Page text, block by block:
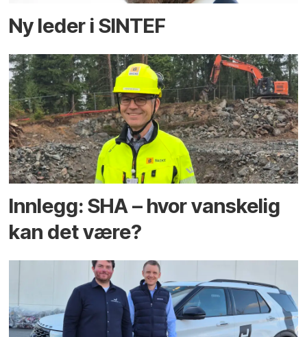
Ny leder i SINTEF
Innlegg: SHA – hvor vanskelig
kan det være?